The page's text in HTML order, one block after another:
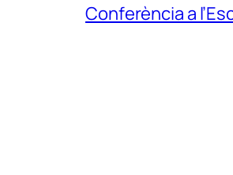
Conferència a